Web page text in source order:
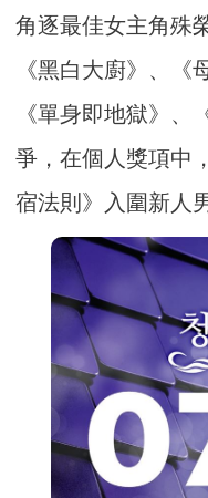
角逐最佳女主角殊
《黑白大廚》、《
《單身即地獄》、
爭，在個人獎項中
宿法則》入圍新人